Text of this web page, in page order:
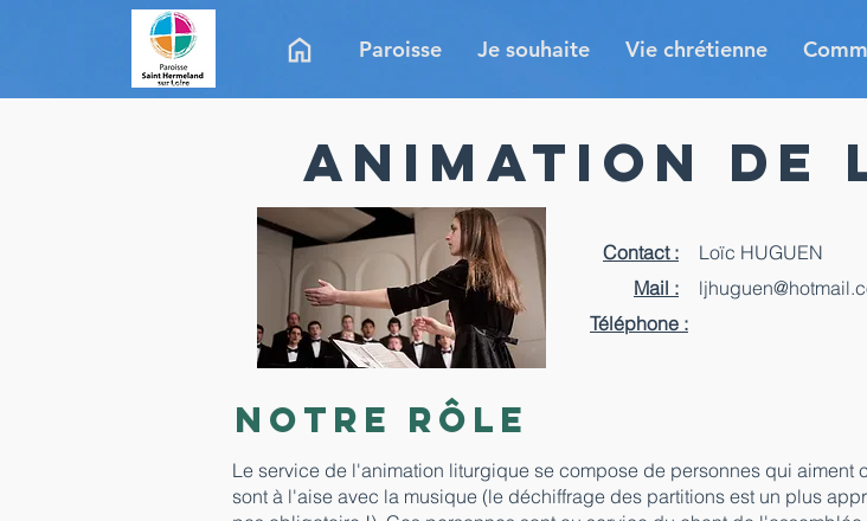
Paroisse Je souhaite Vie chrétienne
Animation
Contact :
Mail :
Téléphone :
Loïc HUGUEN
Notre rôle
Le service de l'animation liturgique se compose de personnes qui aiment
sont à l'aise avec la musique (le déchiffrage des partitions est un plus